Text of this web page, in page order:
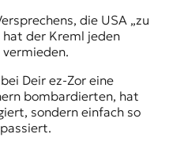
die USA „zu
der Kreml jeden
Deir ez-Zor eine
bombardierten, hat
sondern einfach so